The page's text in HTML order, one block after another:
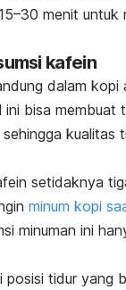
menit untuk
kafein
dalam kopi
bisa membuat
kualitas
setidaknya
minum kopi
minuman ini
posisi tidur yang